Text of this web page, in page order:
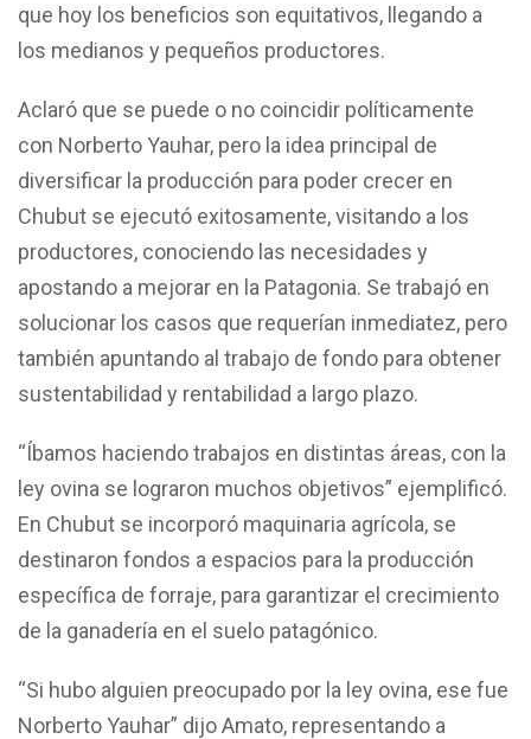
que hoy los beneficios son equitativos, llegando a
los medianos y pequeños productores.
Aclaró que se puede o no coincidir políticamente
con Norberto Yauhar, pero la idea principal de
diversificar la producción para poder crecer en
Chubut se ejecutó exitosamente, visitando a los
productores, conociendo las necesidades y
apostando a mejorar en la Patagonia. Se trabajó en
solucionar los casos que requerían inmediatez, pero
también apuntando al trabajo de fondo para obtener
sustentabilidad y rentabilidad a largo plazo.
“Íbamos haciendo trabajos en distintas áreas, con la
ley ovina se lograron muchos objetivos” ejemplificó.
En Chubut se incorporó maquinaria agrícola, se
destinaron fondos a espacios para la producción
específica de forraje, para garantizar el crecimiento
de la ganadería en el suelo patagónico.
“Si hubo alguien preocupado por la ley ovina, ese fue
Norberto Yauhar” dijo Amato, representando a